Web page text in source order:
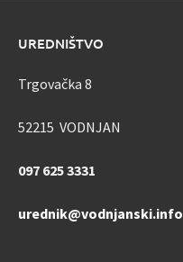
UREDNIŠTVO
Trgovačka 8
52215 VODNJAN
097 625 3331
urednik@vodnjanski.info